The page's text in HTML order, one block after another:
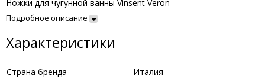
Ножки для чугунной ванны Vinsent Veron
Подробное описание
Характеристики
Страна бренда
Италия